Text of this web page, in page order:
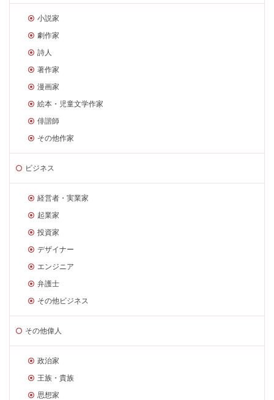
小説家
劇作家
詩人
著作家
漫画家
絵本・児童文学作家
俳諧師
その他作家
ビジネス
経営者・実業家
起業家
投資家
デザイナー
エンジニア
弁護士
その他ビジネス
その他偉人
政治家
王族・貴族
思想家